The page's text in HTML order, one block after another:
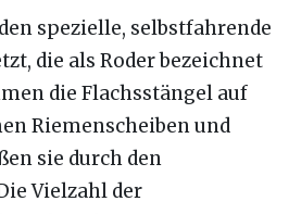
spezielle, selbstfahrende
die als Roder bezeichnet
die Flachsstängel auf
Riemenscheiben und
sie durch den
Vielzahl der